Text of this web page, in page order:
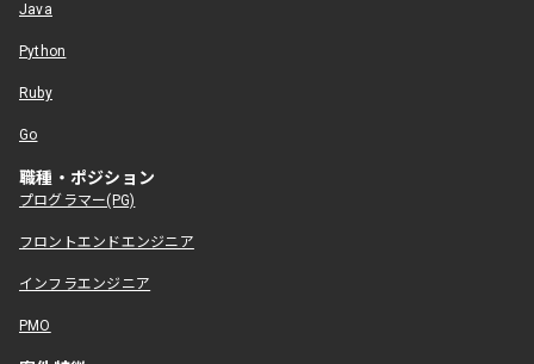
Java
Python
Ruby
Go
職種・ポジション
プログラマー(PG)
フロントエンドエンジニア
インフラエンジニア
PMO